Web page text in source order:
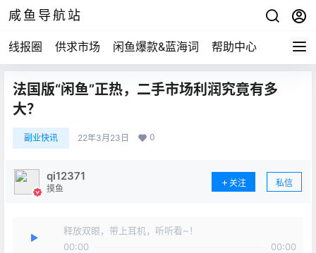
咸鱼导航站
线报圈 供求市场 闲鱼爆款&蓝海词 帮助中心
法国版“闲鱼”正热，二手市场利润究竟有多
大？
副业快讯 22年3月23日 0
qi12371
摸鱼
关注 私信
释放双眼，带上耳机，听听看~！
00:00
00:00